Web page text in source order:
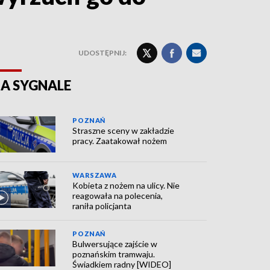
UDOSTĘPNIJ:
SYGNALE
POZNAŃ
Straszne sceny w zakładzie
pracy. Zaatakował nożem
WARSZAWA
Kobieta z nożem na ulicy. Nie
reagowała na polecenia,
raniła policjanta
POZNAŃ
Bulwersujące zajście w
poznańskim tramwaju.
Świadkiem radny [WIDEO]